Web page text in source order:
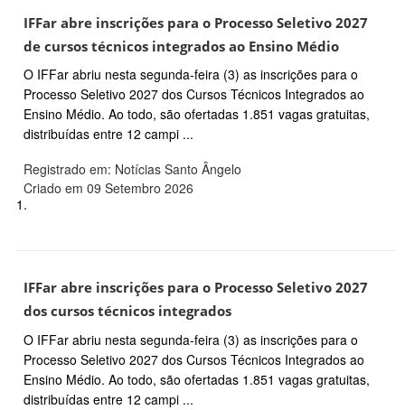
IFFar abre inscrições para o Processo Seletivo 2027
de cursos técnicos integrados ao Ensino Médio
O IFFar abriu nesta segunda-feira (3) as inscrições para o
Processo Seletivo 2027 dos Cursos Técnicos Integrados ao
Ensino Médio. Ao todo, são ofertadas 1.851 vagas gratuitas,
distribuídas entre 12 campi ...
Registrado em: Notícias Santo Ângelo
Criado em 09 Setembro 2026
1.
IFFar abre inscrições para o Processo Seletivo 2027
dos cursos técnicos integrados
O IFFar abriu nesta segunda-feira (3) as inscrições para o
Processo Seletivo 2027 dos Cursos Técnicos Integrados ao
Ensino Médio. Ao todo, são ofertadas 1.851 vagas gratuitas,
distribuídas entre 12 campi ...